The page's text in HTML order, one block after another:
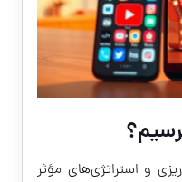
و استراتژی‌های مؤثر